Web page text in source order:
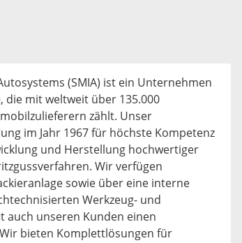
(SMIA) ist ein Unternehmen
die mit weltweit über 135.000
zählt. Unser
im Jahr 1967 für höchste Kompetenz
und Herstellung hochwertiger
Wir verfügen
sowie über eine interne
Werkzeug- und
auch unseren Kunden einen
bieten Komplettlösungen für